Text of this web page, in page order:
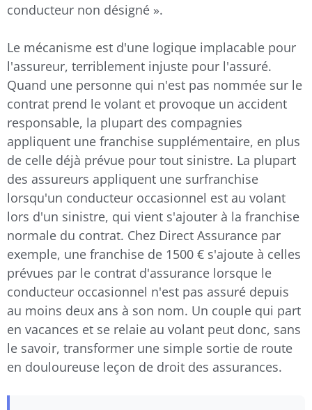
conducteur non désigné ».
Le mécanisme est d'une logique implacable pour
l'assureur, terriblement injuste pour l'assuré.
Quand une personne qui n'est pas nommée sur le
contrat prend le volant et provoque un accident
responsable, la plupart des compagnies
appliquent une franchise supplémentaire, en plus
de celle déjà prévue pour tout sinistre. La plupart
des assureurs appliquent une surfranchise
lorsqu'un conducteur occasionnel est au volant
lors d'un sinistre, qui vient s'ajouter à la franchise
normale du contrat. Chez Direct Assurance par
exemple, une franchise de 1500 € s'ajoute à celles
prévues par le contrat d'assurance lorsque le
conducteur occasionnel n'est pas assuré depuis
au moins deux ans à son nom. Un couple qui part
en vacances et se relaie au volant peut donc, sans
le savoir, transformer une simple sortie de route
en douloureuse leçon de droit des assurances.